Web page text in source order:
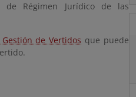
Régimen Jurídico de las
de Vertidos que puede